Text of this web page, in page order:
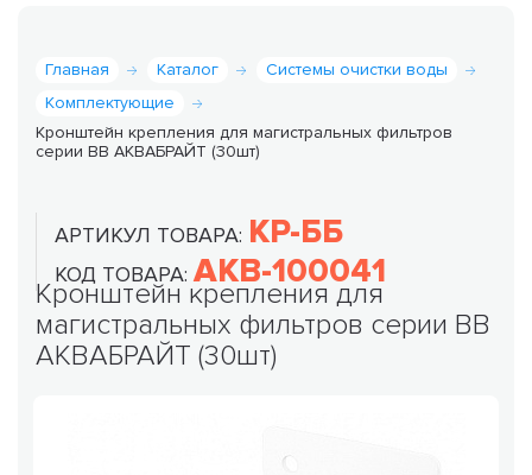
Главная Каталог
Системы очистки воды
Комплектующие
Кронштейн крепления для магистральных фильтров
серии ВВ АКВАБРАЙТ (30шт)
АРТИКУЛ ТОВАРА: КР-ББ
КОД ТОВАРА: AKB-100041
Кронштейн крепления для
магистральных фильтров серии ВВ
АКВАБРАЙТ (30шт)